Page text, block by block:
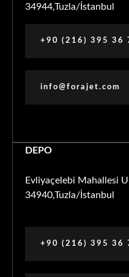
34944,Tuzla/İstanbul
+90 (216) 395 36
info@forajet.com
DEPO
Evliyaçelebi Mahallesi
34940,Tuzla/İstanbul
+90 (216) 395 36